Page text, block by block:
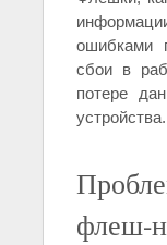
ошибками
сбои в
потере
устройства.
флеш-